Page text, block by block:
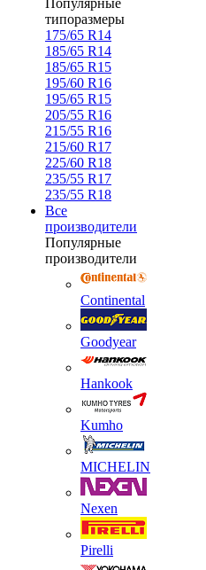
Популярные
типоразмеры
175/65 R14
185/65 R14
185/65 R15
195/60 R16
195/65 R15
205/55 R16
215/55 R16
215/60 R17
225/60 R18
235/55 R17
235/55 R18
Все
производители
Популярные
производители
Continental
Goodyear
Hankook
Kumho
MICHELIN
Nexen
Pirelli